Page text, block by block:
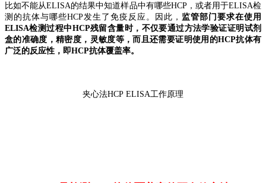
比如不能从ELISA的结果中知道样品中有哪些HCP，或者用于ELISA检
测的抗体与哪些HCP发生了免疫反应。
因此， 监管部门要求在使用
ELISA检测过程中HCP残留含量时，不仅要通过方法学验证证明试剂
盒的准确度，精密度，灵敏度等，而且还需要证明使用的HCP抗体有
广泛的反应性，即HCP抗体覆盖率。
夹心法HCP ELISA工作原理